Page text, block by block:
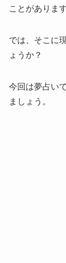
ことがあります
では、そこに
ょうか？
今回は夢占い
ましょう。